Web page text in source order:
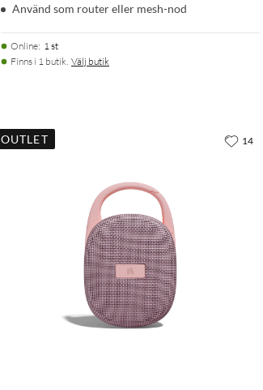
Använd som router eller mesh-nod
Online: 1 st
Finns i 1 butik. Välj butik
OUTLET 14